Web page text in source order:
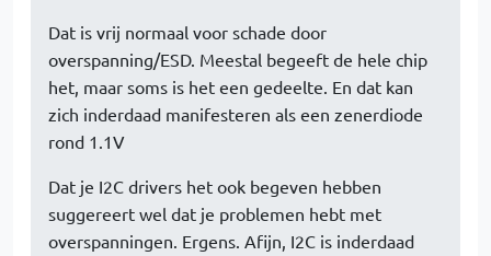
Dat is vrij normaal voor schade door
overspanning/ESD. Meestal begeeft de hele chip
het, maar soms is het een gedeelte. En dat kan
zich inderdaad manifesteren als een zenerdiode
rond 1.1V
Dat je I2C drivers het ook begeven hebben
suggereert wel dat je problemen hebt met
overspanningen. Ergens. Afijn, I2C is inderdaad